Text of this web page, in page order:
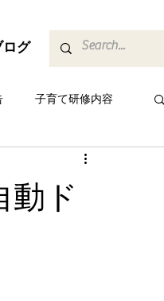
ログ
子育て研修内容
動ド